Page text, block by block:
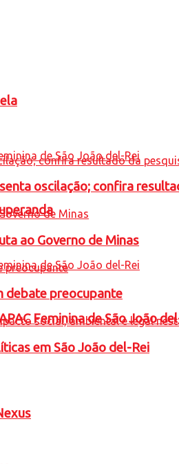
Feminina de São João
oscilação; confira
ao Governo de Minas
debate preocupante
em São João del-Rei